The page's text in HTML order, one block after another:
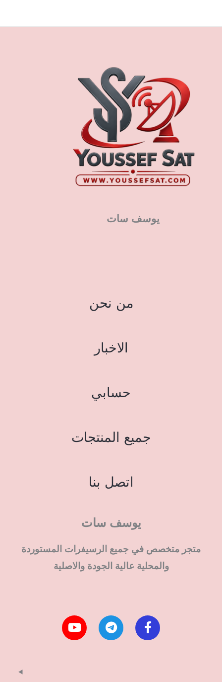
يوسف سات
من نحن
الاخبار
حسابي
جميع المنتجات
اتصل بنا
يوسف سات
متجر متخصص في جميع الرسيفرات المستوردة
والمحلية عالية الجودة والاصلية